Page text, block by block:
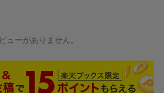
けツアー
ド
ューがありません。